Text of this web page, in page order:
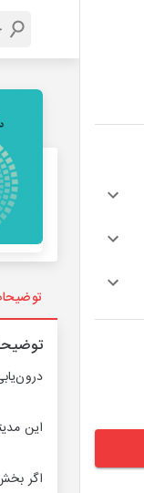
درون‌یابی‌ 15 {مدیتیشن با موسیقی}: دانایی
این
اگر